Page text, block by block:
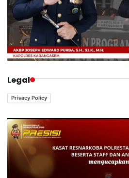
Legal
Privacy Policy